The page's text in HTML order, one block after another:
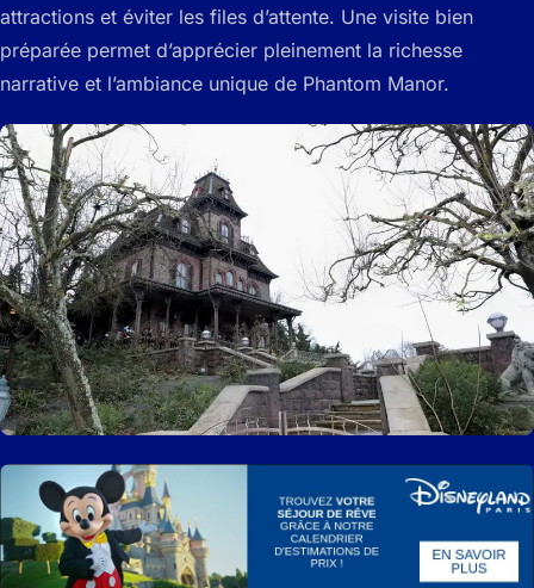
attractions et éviter les files d’attente. Une visite bien
préparée permet d’apprécier pleinement la richesse
narrative et l’ambiance unique de Phantom Manor.